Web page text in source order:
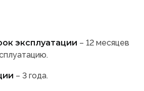
эксплуатации – 12 месяцев
– 3 года.